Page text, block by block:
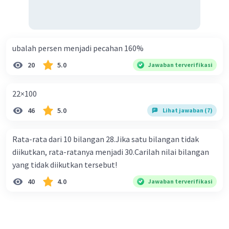
ubalah persen menjadi pecahan 160%
20 5.0 Jawaban terverifikasi
22×100
46 5.0 Lihat jawaban (7)
Rata-rata dari 10 bilangan 28.Jika satu bilangan tidak
diikutkan, rata-ratanya menjadi 30.Carilah nilai bilangan
yang tidak diikutkan tersebut!
40 4.0 Jawaban terverifikasi